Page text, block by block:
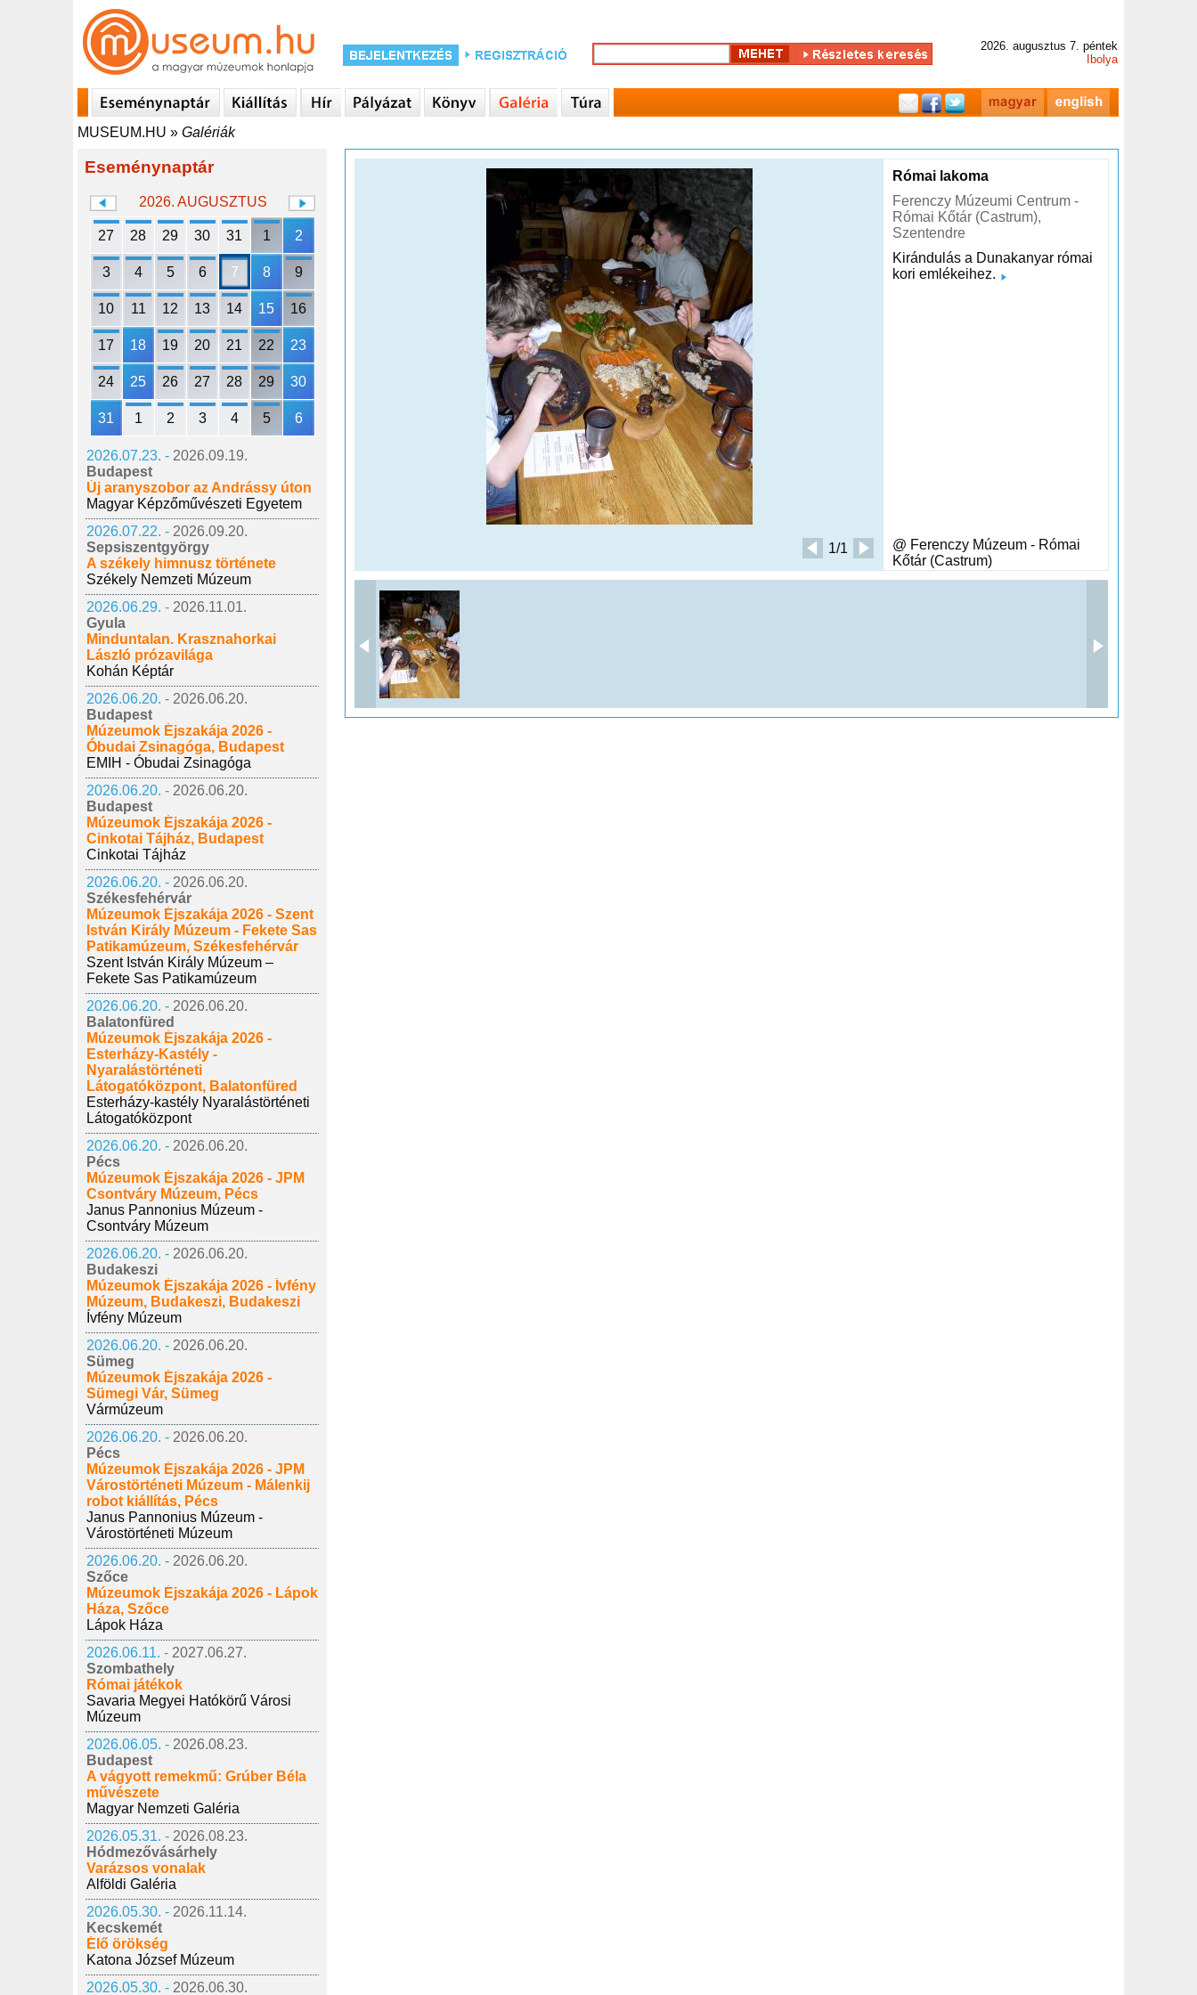
2026. augusztus 7. péntek
Ibolya
MUSEUM.HU » Galériák
Eseménynaptár
2026. AUGUSZTUS
27 28 29 30 31 1 2
3 4 5 6 7 8 9
10 11 12 13 14 15 16
17 18 19 20 21 22 23
24 25 26 27 28 29 30
31 1 2 3 4 5 6
2026.07.23. - 2026.09.19.
Budapest
Új aranyszobor az Andrássy úton
Magyar Képzőművészeti Egyetem
2026.07.22. - 2026.09.20.
Sepsiszentgyörgy
A székely himnusz története
Székely Nemzeti Múzeum
2026.06.29. - 2026.11.01.
Gyula
Minduntalan. Krasznahorkai
László prózavilága
Kohán Képtár
2026.06.20. - 2026.06.20.
Budapest
Múzeumok Éjszakája 2026 -
Óbudai Zsinagóga, Budapest
EMIH - Óbudai Zsinagóga
2026.06.20. - 2026.06.20.
Budapest
Múzeumok Éjszakája 2026 -
Cinkotai Tájház, Budapest
Cinkotai Tájház
2026.06.20. - 2026.06.20.
Székesfehérvár
Múzeumok Éjszakája 2026 - Szent
István Király Múzeum - Fekete Sas
Patikamúzeum, Székesfehérvár
Szent István Király Múzeum –
Fekete Sas Patikamúzeum
2026.06.20. - 2026.06.20.
Balatonfüred
Múzeumok Éjszakája 2026 -
Esterházy-Kastély -
Nyaralástörténeti
Látogatóközpont, Balatonfüred
Esterházy-kastély Nyaralástörténeti
Látogatóközpont
2026.06.20. - 2026.06.20.
Pécs
Múzeumok Éjszakája 2026 - JPM
Csontváry Múzeum, Pécs
Janus Pannonius Múzeum -
Csontváry Múzeum
2026.06.20. - 2026.06.20.
Budakeszi
Múzeumok Éjszakája 2026 - Ívfény
Múzeum, Budakeszi, Budakeszi
Ívfény Múzeum
2026.06.20. - 2026.06.20.
Sümeg
Múzeumok Éjszakája 2026 -
Sümegi Vár, Sümeg
Vármúzeum
2026.06.20. - 2026.06.20.
Pécs
Múzeumok Éjszakája 2026 - JPM
Várostörténeti Múzeum - Málenkij
robot kiállítás, Pécs
Janus Pannonius Múzeum -
Várostörténeti Múzeum
2026.06.20. - 2026.06.20.
Szőce
Múzeumok Éjszakája 2026 - Lápok
Háza, Szőce
Lápok Háza
2026.06.11. - 2027.06.27.
Szombathely
Római játékok
Savaria Megyei Hatókörű Városi
Múzeum
2026.06.05. - 2026.08.23.
Budapest
A vágyott remekmű: Grúber Béla
művészete
Magyar Nemzeti Galéria
2026.05.31. - 2026.08.23.
Hódmezővásárhely
Varázsos vonalak
Alföldi Galéria
2026.05.30. - 2026.11.14.
Kecskemét
Élő örökség
Katona József Múzeum
2026.05.30. - 2026.06.30.
Római lakoma
Ferenczy Múzeumi Centrum -
Római Kőtár (Castrum),
Szentendre
Kirándulás a Dunakanyar római
kori emlékeihez.
1/1
@ Ferenczy Múzeum - Római
Kőtár (Castrum)